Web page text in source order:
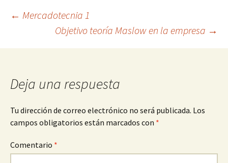
Navegación
de
entradas
← Mercadotecnia 1
Objetivo teoría Maslow en la empresa →
Deja una respuesta
Tu dirección de correo electrónico no será publicada. Los
campos obligatorios están marcados con *
Comentario *